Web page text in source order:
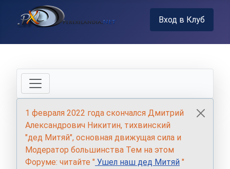
Вход в Клуб
1 февраля 2022 года скончался Дмитрий
Александрович Никитин, тихвинский
"дед Митяй", основная движущая сила и
Модератор большинства Тем на этом
Форуме: читайте " Ушел наш дед Митяй "